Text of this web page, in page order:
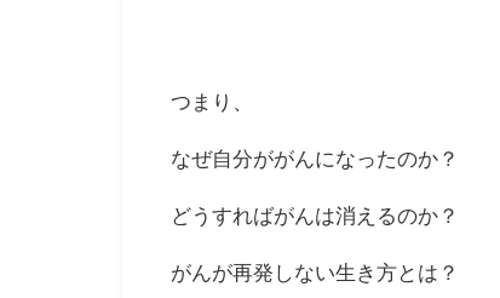
つまり、
なぜ自分ががんになったのか？
どうすればがんは消えるのか？
がんが再発しない生き方とは？